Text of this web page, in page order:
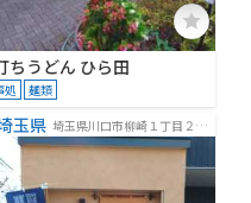
ちうどん ひら田
処 麺類
玉県 埼玉県川口市柳崎１丁目２１
−１９